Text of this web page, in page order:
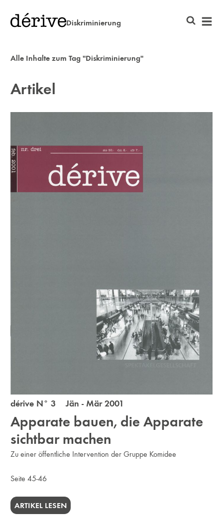
Diskriminierung
Alle Inhalte zum Tag "Diskriminierung"
Artikel
dérive N° 3 Jän - Mär 2001
Apparate bauen, die Apparate
sichtbar machen
Zu einer öffentliche Intervention der Gruppe Komidee
Seite 45-46
ARTIKEL LESEN